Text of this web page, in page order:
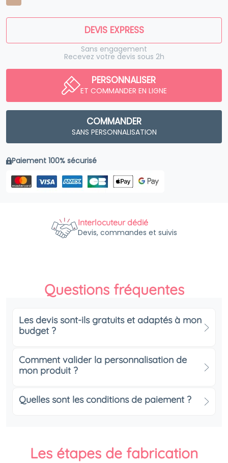
DEVIS EXPRESS
Sans engagement
Recevez votre devis sous 2h
PERSONNALISER
ET COMMANDER EN LIGNE
COMMANDER
SANS PERSONNALISATION
Paiement 100% sécurisé
Interlocuteur dédié
Devis, commandes et suivis
Questions fréquentes
Les devis sont-ils gratuits et adaptés à mon
budget ?
Comment valider la personnalisation de
mon produit ?
Quelles sont les conditions de paiement ?
Les étapes de fabrication